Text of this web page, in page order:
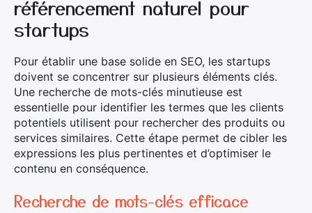
référencement naturel pour
startups
Pour établir une base solide en SEO, les startups
doivent se concentrer sur plusieurs éléments clés.
Une recherche de mots-clés minutieuse est
essentielle pour identifier les termes que les clients
potentiels utilisent pour rechercher des produits ou
services similaires. Cette étape permet de cibler les
expressions les plus pertinentes et d’optimiser le
contenu en conséquence.
Recherche de mots-clés efficace